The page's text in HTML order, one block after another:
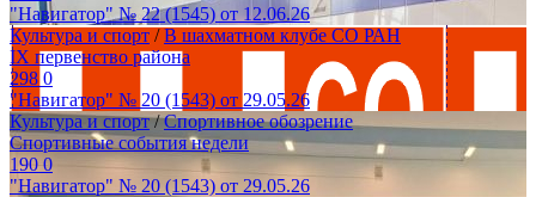
"Навигатор" № 22 (1545) от 12.06.26
Культура и спорт /В шахматном клубе СО РАН
IХ первенство района
298 0
"Навигатор" № 20 (1543) от 29.05.26
Культура и спорт/Спортивное обозрение
Спортивные события недели
190 0
"Навигатор" № 20 (1543) от 29.05.26